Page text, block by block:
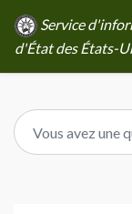
Service
d'État des États-